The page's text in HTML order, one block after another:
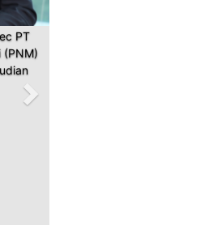
PT
(PNM)